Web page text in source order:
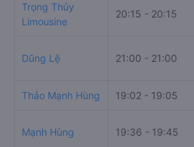
Trọng Thủy
Limousine
20:15 - 20:15
Dũng Lệ 21:00 - 21:00
Thảo Mạnh Hùng 19:02 - 19:05
Mạnh Hùng 19:36 - 19:45